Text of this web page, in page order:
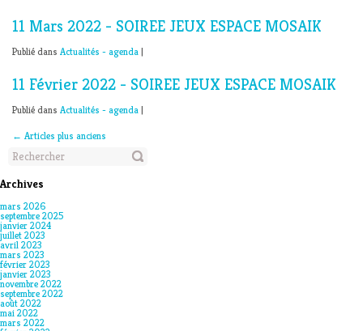
11 Mars 2022 - SOIREE JEUX ESPACE MOSAIK
Publié dans Actualités - agenda |
11 Février 2022 - SOIREE JEUX ESPACE MOSAIK
Publié dans Actualités - agenda |
← Articles plus anciens
Archives
mars 2026
septembre 2025
janvier 2024
juillet 2023
avril 2023
mars 2023
février 2023
janvier 2023
novembre 2022
septembre 2022
août 2022
mai 2022
mars 2022